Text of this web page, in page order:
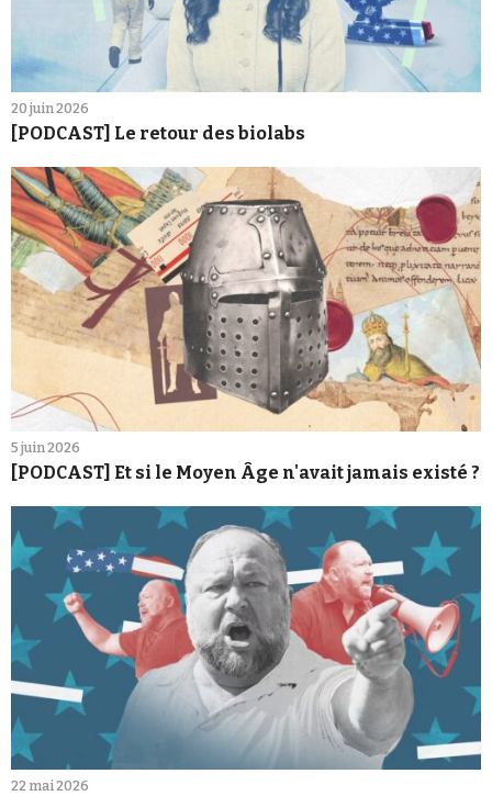
20 juin 2026
[PODCAST] Le retour des biolabs
5 juin 2026
[PODCAST] Et si le Moyen Âge n'avait jamais existé ?
22 mai 2026